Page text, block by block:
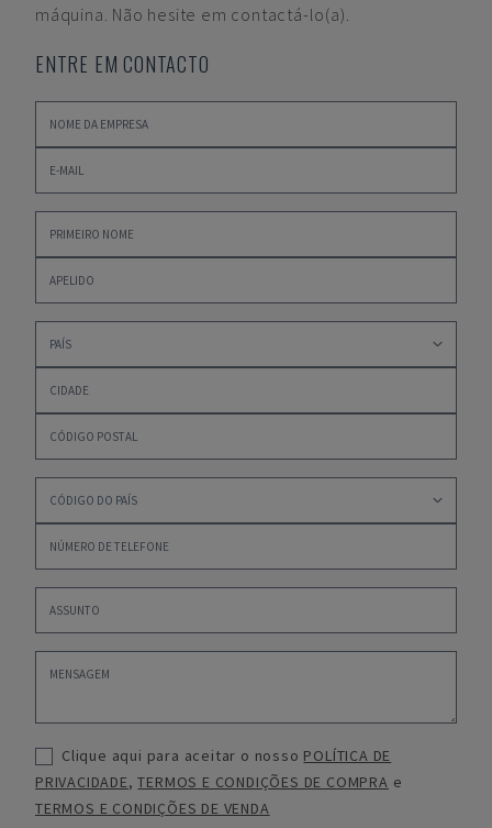
máquina. Não hesite em contactá-lo(a).
ENTRE EM CONTACTO
Clique aqui para aceitar o nosso POLÍTICA DE
PRIVACIDADE,TERMOS E CONDIÇÕES DE COMPRA e
TERMOS E CONDIÇÕES DE VENDA